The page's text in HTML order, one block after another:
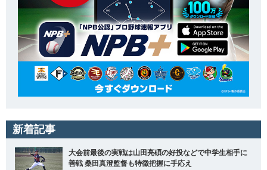
新着記事
大会前最後の実戦は山田亮碩の好投などで中学生相手に
善戦 桑田真澄監督も特徴把握に手応え